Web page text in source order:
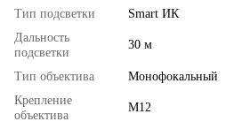
Тип подсветки
Smart ИК
Дальность
подсветки
30 м
Тип объектива
Монофокальный
Крепление
объектива
М12